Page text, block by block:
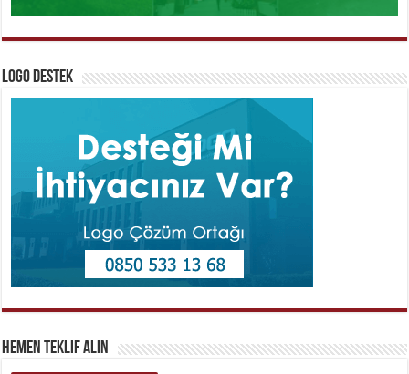
Logo Destek
Hemen Teklif Alın